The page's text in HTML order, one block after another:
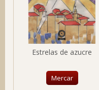
Estrelas de azucre
Mercar